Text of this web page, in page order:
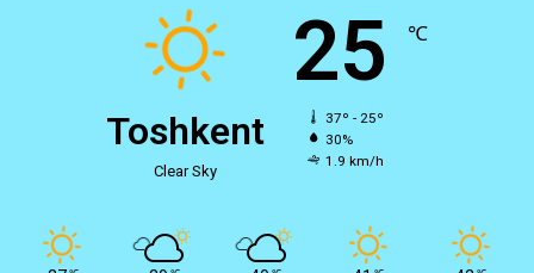
Toshkent
Clear Sky
25 ℃
37º - 25º
30%
1.9 km/h